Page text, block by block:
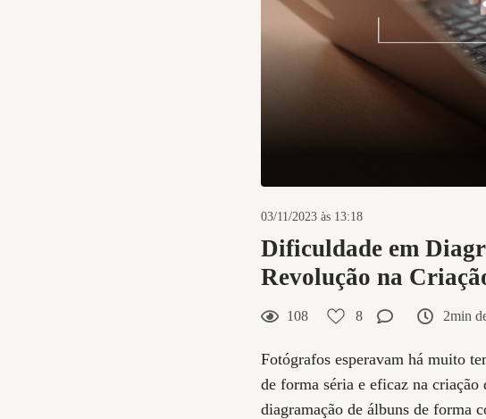
03/11/2023 às 13:18
Dificuldade em
Revolução na
108 8 2min
Fotógrafos esperavam há muito
de forma séria e eficaz na criação
diagramação de álbuns de forma